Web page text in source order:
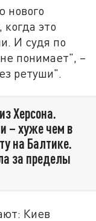
нового
это
И судя по
понимает", –
ретуши".
Херсона.
– хуже чем в
на Балтике.
за пределы
Киев